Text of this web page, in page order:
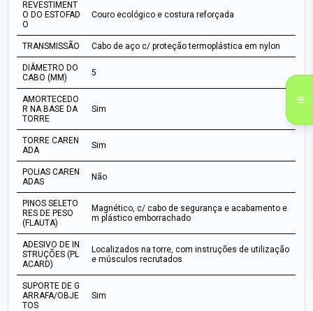
REVESTIMENT
O DO ESTOFAD
O
Couro ecológico e costura reforçada
TRANSMISSÃO Cabo de aço c/ proteção termoplástica em nylon
DIÂMETRO DO
CABO (MM)
5
AMORTECEDO
R NA BASE DA
TORRE
Sim
TORRE CAREN
ADA
Sim
POLIAS CAREN
ADAS
Não
PINOS SELETO
RES DE PESO
(FLAUTA)
Magnético, c/ cabo de segurança e acabamento e
m plástico emborrachado
ADESIVO DE IN
STRUÇÕES (PL
ACARD)
Localizados na torre, com instruções de utilização
e músculos recrutados
SUPORTE DE G
ARRAFA/OBJE
TOS
Sim